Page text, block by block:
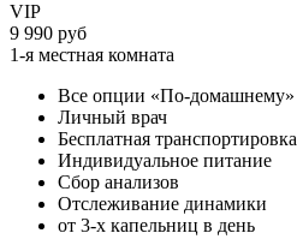
VIP
9 990 руб
1-я местная комната
Все опции «По-домашнему»
Личный врач
Бесплатная транспортировка
Индивидуальное питание
Сбор анализов
Отслеживание динамики
от 3-х капельниц в день